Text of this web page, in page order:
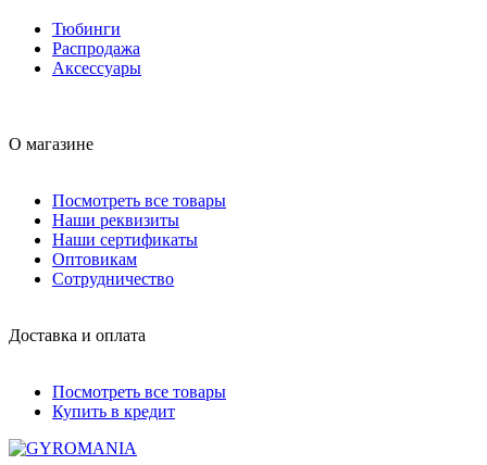
Тюбинги
Распродажа
Аксессуары
О магазине
Посмотреть все товары
Наши реквизиты
Наши сертификаты
Оптовикам
Сотрудничество
Доставка и оплата
Посмотреть все товары
Купить в кредит